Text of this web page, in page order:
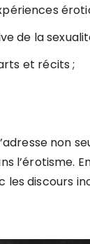
de la
et récits ;
non
l’érotisme.
les discours